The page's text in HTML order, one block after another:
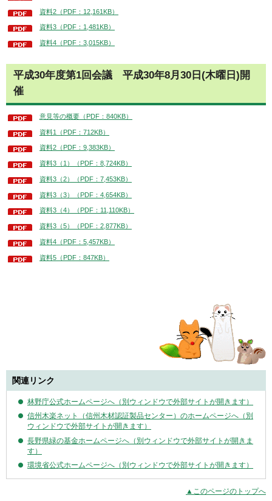
資料2（PDF：12,161KB）
資料3（PDF：1,481KB）
資料4（PDF：3,015KB）
平成30年度第1回会議 平成30年8月30日(木曜日)開
催
意見等の概要（PDF：840KB）
資料1（PDF：712KB）
資料2（PDF：9,383KB）
資料3（1）（PDF：8,724KB）
資料3（2）（PDF：7,453KB）
資料3（3）（PDF：4,654KB）
資料3（4）（PDF：11,110KB）
資料3（5）（PDF：2,877KB）
資料4（PDF：5,457KB）
資料5（PDF：847KB）
関連リンク
林野庁公式ホームページへ（別ウィンドウで外部サイトが開きます）
信州木楽ネット（信州木材認証製品センター）のホームページへ（別
ウィンドウで外部サイトが開きます）
長野県緑の基金ホームページへ（別ウィンドウで外部サイトが開きま
す）
環境省公式ホームページへ（別ウィンドウで外部サイトが開きます）
▲このページのトップへ